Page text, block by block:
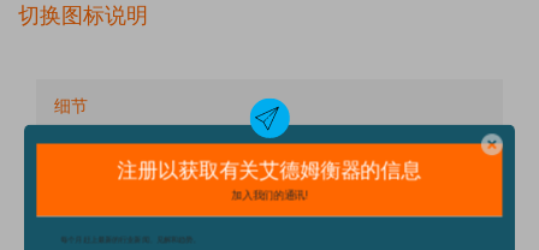
切换图标说明
细节
技术规格
配件